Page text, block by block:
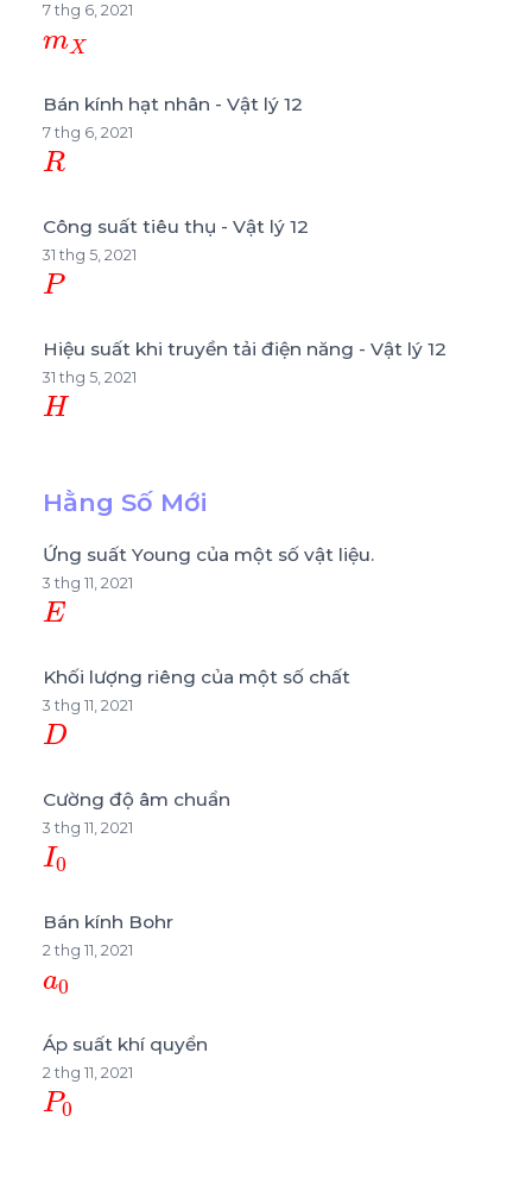
7 thg 6, 2021
mX
Bán kính hạt nhân - Vật lý 12
7 thg 6, 2021
R
Công suất tiêu thụ - Vật lý 12
31 thg 5, 2021
P
Hiệu suất khi truyền tải điện năng - Vật lý 12
31 thg 5, 2021
H
Hằng Số Mới
Ứng suất Young của một số vật liệu.
3 thg 11, 2021
E
Khối lượng riêng của một số chất
3 thg 11, 2021
D
Cường độ âm chuẩn
3 thg 11, 2021
I0
Bán kính Bohr
2 thg 11, 2021
a0
Áp suất khí quyển
2 thg 11, 2021
P0